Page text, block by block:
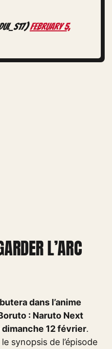
February 5,
L’ARC
dans l’anime
: Naruto Next
12 février.
synopsis de l’épisode